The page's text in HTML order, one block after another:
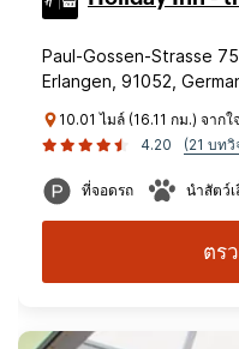
Paul-Gossen-Strasse 75
Erlangen, 91052,
10.01 ไมล์ (16.11 กม.) จาก
4.20
(21 บท
ที่จอดรถ นำสัตว์เ
ตร